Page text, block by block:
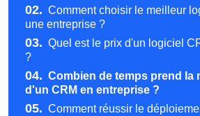
02. Comment choisir le meilleur
une entreprise ?
03. Quel est le prix d'un logiciel
?
04. Combien de temps prend la
d'un CRM en entreprise ?
05. Comment réussir le